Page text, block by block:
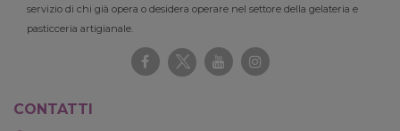
servizio di chi già opera o desidera operare nel settore della gelateria e
pasticceria artigianale.
CONTATTI